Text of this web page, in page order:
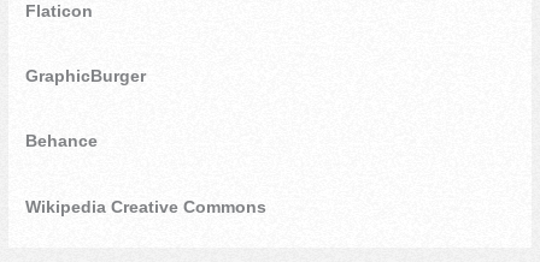
Flaticon
GraphicBurger
Behance
Wikipedia Creative Commons